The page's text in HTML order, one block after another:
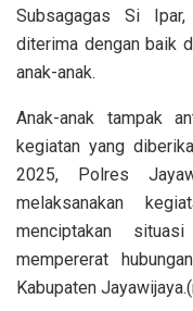
Subsagagas Si
diterima dengan baik
anak-anak.
Anak-anak tampak
kegiatan yang
2025, Polres
melaksanakan
menciptakan
mempererat
Kabupaten